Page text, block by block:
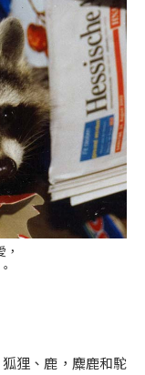
狸、鹿，麋鹿和駝